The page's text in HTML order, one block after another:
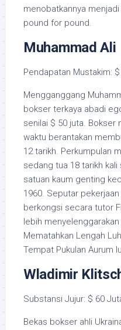
menobatkannya
pound for pound.
Muhammad Ali
Pendapatan Mustakim:
Mengganggang
bokser terkaya abadi
senilai $ 50 juta. Bokser
waktu berantakan
12 tarikh. Perkumpulan
sedang tua 18 tarikh
satuan kaum genting
1960. Seputar
berkongsi secara tutor
lebih
Mematahkan Lengah
Tempat Pukulan Aurum
Wladimir
Substansi Jujur: $ 60
Bekas bokser ahli